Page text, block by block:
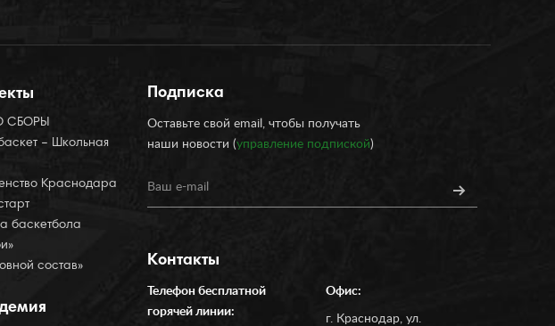
СБОРЫ
– Школьная
Краснодара
баскетбола
состав»
Подписка
Оставьте свой email, чтобы получать
наши новости (управление подпиской)
Контакты
Телефон бесплатной
горячей линии:
Офис:
г. Краснодар, ул.